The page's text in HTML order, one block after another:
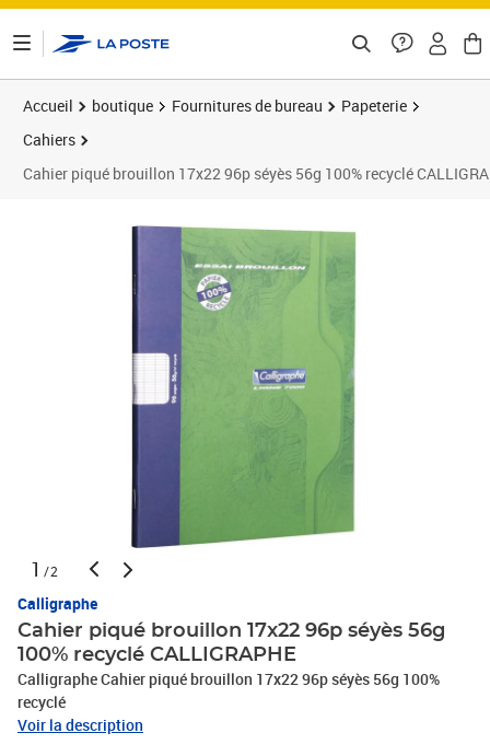
Accueil boutique Fournitures de bureau
Papeterie
Cahiers
Cahier piqué brouillon 17x22 96p séyès 56g 100% recyclé
1 /2
Calligraphe
Cahier piqué brouillon 17x22 96p séyès 56g
100% recyclé CALLIGRAPHE
Calligraphe Cahier piqué brouillon 17x22 96p séyès 56g 100%
recyclé
Voir la description